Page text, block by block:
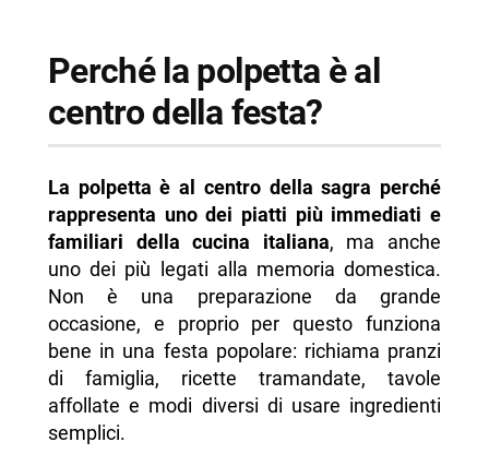
Perché la polpetta è al
centro della festa?
La polpetta è al centro della sagra perché
rappresenta uno dei piatti più immediati e
familiari della cucina italiana, ma anche
uno dei più legati alla memoria domestica.
Non è una preparazione da grande
occasione, e proprio per questo funziona
bene in una festa popolare: richiama pranzi
di famiglia, ricette tramandate, tavole
affollate e modi diversi di usare ingredienti
semplici.